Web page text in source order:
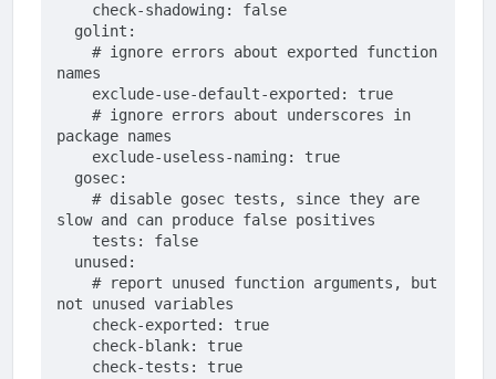
check-shadowing: false
golint:
# ignore errors about exported function
names
exclude-use-default-exported: true
# ignore errors about underscores in
package names
exclude-useless-naming: true
gosec:
# disable gosec tests, since they are
slow and can produce false positives
tests: false
unused:
# report unused function arguments, but
not unused variables
check-exported: true
check-blank: true
check-tests: true